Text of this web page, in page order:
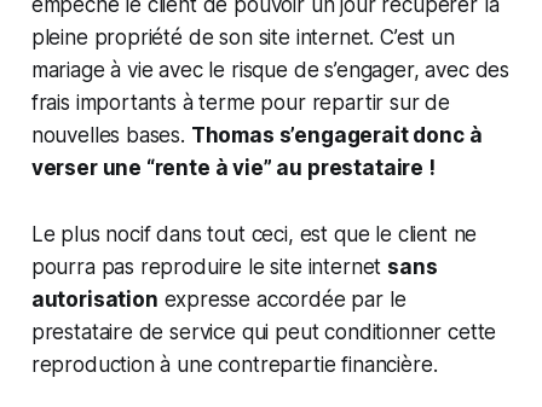
pleine propriété de son site internet. C’est un
mariage à vie avec le risque de s’engager, avec des
frais importants à terme pour repartir sur de
nouvelles bases. Thomas s’engagerait donc à
verser une “rente à vie” au prestataire !
Le plus nocif dans tout ceci, est que le client ne
pourra pas reproduire le site internet sans
autorisation expresse accordée par le
prestataire de service qui peut conditionner cette
reproduction à une contrepartie financière.